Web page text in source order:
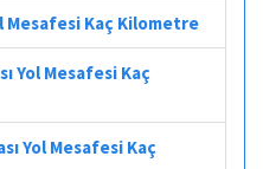
Mesafesi Kaç Kilometre
Yol Mesafesi Kaç
Yol Mesafesi Kaç